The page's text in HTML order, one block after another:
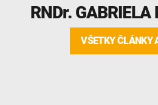
RNDr. GABRIELA
VŠETKY ČLÁNKY